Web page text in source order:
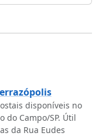
disponíveis no
do Campo/SP. Útil
da Rua Eudes